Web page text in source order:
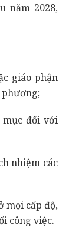
năm 2028,
giáo phận
mục đối với
nhiệm các
mọi cấp độ,
công việc.